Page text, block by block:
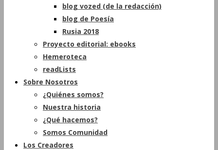
blog vozed (de la redacción)
blog de Poesía
Rusia 2018
Proyecto editorial: ebooks
Hemeroteca
readLists
Sobre Nosotros
¿Quiénes somos?
Nuestra historia
¿Qué hacemos?
Somos Comunidad
Los Creadores